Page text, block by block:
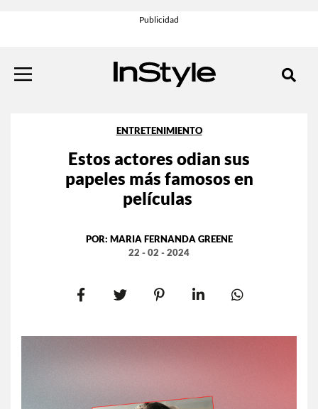
ENTRETENIMIENTO
Estos actores odian sus
papeles más famosos en
películas
POR: MARIA FERNANDA GREENE
22 - 02 - 2024